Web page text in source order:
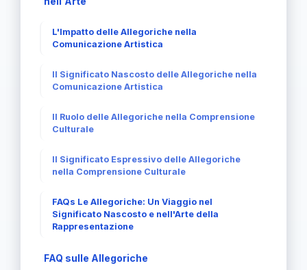
L'Impatto delle Allegoriche nella
Comunicazione Artistica
Il Significato Nascosto delle Allegoriche nella
Comunicazione Artistica
Il Ruolo delle Allegoriche nella Comprensione
Culturale
Il Significato Espressivo delle Allegoriche
nella Comprensione Culturale
FAQs Le Allegoriche: Un Viaggio nel
Significato Nascosto e nell'Arte della
Rappresentazione
FAQ sulle Allegoriche